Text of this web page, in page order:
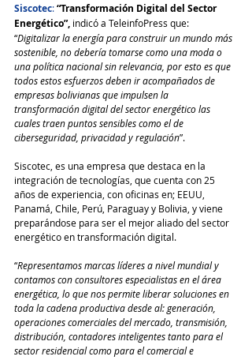
Siscotec:“Transformación Digital del Sector
Energético”, indicó a TeleinfoPress que:
“Digitalizar la energía para construir un mundo más
sostenible, no debería tomarse como una moda o
una política nacional sin relevancia, por esto es que
todos estos esfuerzos deben ir acompañados de
empresas bolivianas que impulsen la
transformación digital del sector energético las
cuales traen puntos sensibles como el de
ciberseguridad, privacidad y regulación”.
Siscotec, es una empresa que destaca en la
integración de tecnologías, que cuenta con 25
años de experiencia, con oficinas en; EEUU,
Panamá, Chile, Perú, Paraguay y Bolivia, y viene
preparándose para ser el mejor aliado del sector
energético en transformación digital.
“Representamos marcas líderes a nivel mundial y
contamos con consultores especialistas en el área
energética, lo que nos permite liberar soluciones en
toda la cadena productiva desde al: generación,
operaciones comerciales del mercado, transmisión,
distribución, contadores inteligentes tanto para el
sector residencial como para el comercial e